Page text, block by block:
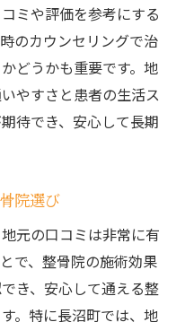
る最新の腰痛治療法
基準
の導入
化
果的に改善するには
ミや評価を参考にする
のカウンセリングで治
どうかも重要です。地
やすさと患者の生活ス
待でき、安心して長期
院選び
元の口コミは非常に有
で、整骨院の施術効果
き、安心して通える整
。特に長沼町では、地